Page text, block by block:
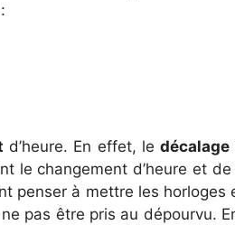
d’heure. En effet, ledécalage
changement d’heure et
penser à mettre les horloges
pas être pris au dépourvu.